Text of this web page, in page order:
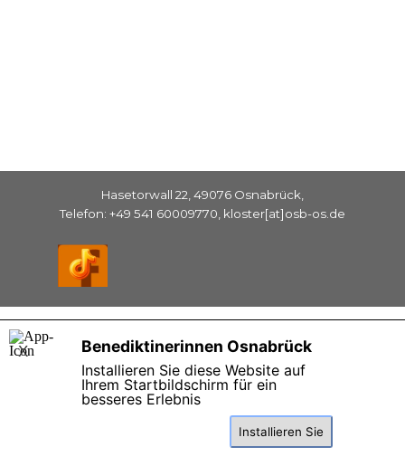
Hasetorwall 22, 49076 Osnabrück,
Telefon: +49 541 60009770, kloster[at]osb-os.de
Benediktinerinnen Osnabrück
Installieren Sie diese Website auf
Ihrem Startbildschirm für ein
besseres Erlebnis
Installieren Sie
X